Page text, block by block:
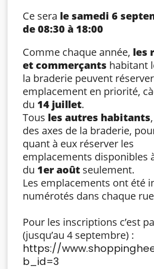
Ce sera le samedi 6
de 08:30 à 18:00
Comme chaque année, les
et commerçants habitant
la braderie peuvent
emplacement en priorité,
du 14 juillet.
Tous les autres habitants
des axes de la braderie,
quant à eux réserver les
emplacements disponibles
du 1er août seulement.
Les emplacements ont été
numérotés dans chaque
Pour les inscriptions c’est
(jusqu’au 4 septembre) :
https://
b_id=3